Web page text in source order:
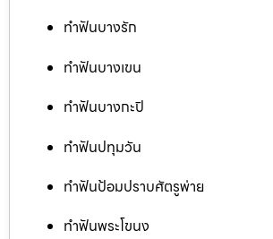
ทำฟันบางรัก
ทำฟันบางเขน
ทำฟันบางกะปิ
ทำฟันปทุมวัน
ทำฟันป้อมปราบศัตรูพ่าย
ทำฟันพระโขนง